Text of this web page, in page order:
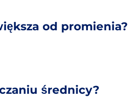
od promienia?
średnicy?